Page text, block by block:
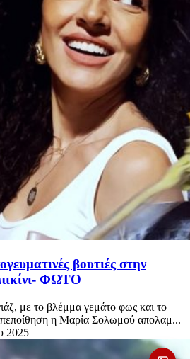
βουτιές στην
ΦΩΤΟ
με το βλέμμα γεμάτο φως και το
η Μαρία Σολωμού απολαμ...
2025